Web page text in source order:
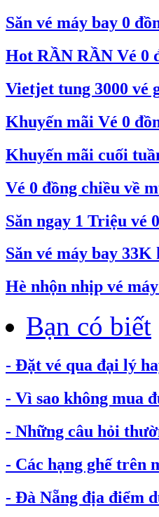
Săn vé máy bay 0
Hot RẦN RẦN Vé 0
Vietjet tung 3000 vé
Khuyến mãi Vé 0
Khuyến mãi cuối
Vé 0 đồng chiều về
Săn ngay 1 Triệu vé
Săn vé máy bay
Hè nhộn nhịp vé
Bạn có biết
- Đặt vé qua đại lý
- Vì sao không mua
- Những câu hỏi
- Các hạng ghế trên
- Đà Nẵng địa điểm